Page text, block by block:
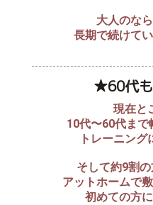
大人のな
長期で続けて
★60代
現在と
10代〜60代ま
トレーニング
そして約9割の
アットホームで
初めての方